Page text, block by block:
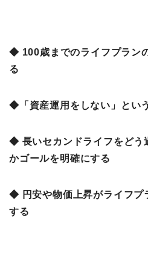
◆ 100歳までのライフプラン
る
◆「資産運用をしない」とい
◆ 長いセカンドライフをどう
かゴールを明確にする
◆ 円安や物価上昇がライフプ
する